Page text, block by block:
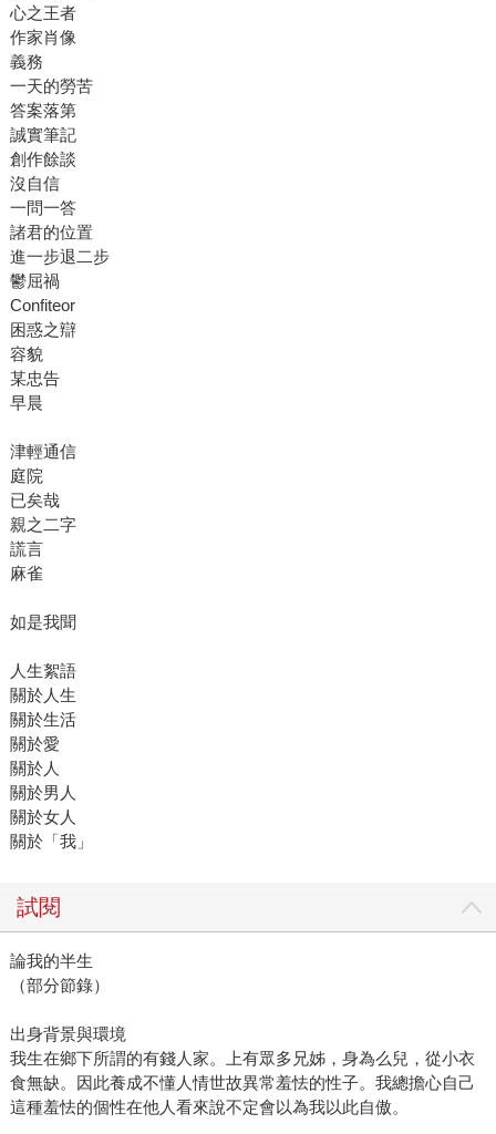
心之王者
作家肖像
義務
一天的勞苦
答案落第
誠實筆記
創作餘談
沒自信
一問一答
諸君的位置
進一步退二步
鬱屈禍
Confiteor
困惑之辯
容貌
某忠告
早晨
津輕通信
庭院
已矣哉
親之二字
謊言
麻雀
如是我聞
人生絮語
關於人生
關於生活
關於愛
關於人
關於男人
關於女人
關於「我」
試閱
論我的半生
（部分節錄）
出身背景與環境
我生在鄉下所謂的有錢人家。上有眾多兄姊，身為么兒，從小衣
食無缺。因此養成不懂人情世故異常羞怯的性子。我總擔心自己
這種羞怯的個性在他人看來說不定會以為我以此自傲。